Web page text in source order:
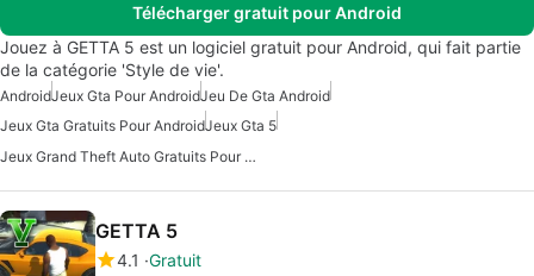
Télécharger gratuit pour Android
Jouez à GETTA 5 est un logiciel gratuit pour Android, qui fait partie
de la catégorie 'Style de vie'.
AndroidJeux Gta Pour AndroidJeu De Gta Android
Jeux Gta Gratuits Pour AndroidJeux Gta 5
Jeux Grand Theft Auto Gratuits Pour Android
GETTA 5
4.1 Gratuit